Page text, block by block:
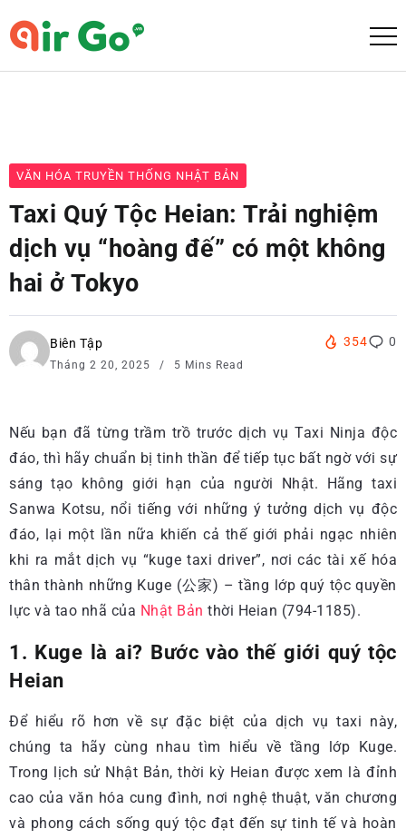
VĂN HÓA TRUYỀN THỐNG NHẬT BẢN
Taxi Quý Tộc Heian: Trải nghiệm
dịch vụ “hoàng đế” có một không
hai ở Tokyo
Biên Tập
Tháng 2 20, 2025 5 Mins Read
354 0
Nếu bạn đã từng trầm trồ trước dịch vụ Taxi Ninja độc
đáo, thì hãy chuẩn bị tinh thần để tiếp tục bất ngờ với sự
sáng tạo không giới hạn của người Nhật. Hãng taxi
Sanwa Kotsu, nổi tiếng với những ý tưởng dịch vụ độc
đáo, lại một lần nữa khiến cả thế giới phải ngạc nhiên
khi ra mắt dịch vụ “kuge taxi driver”, nơi các tài xế hóa
thân thành những Kuge (公家) – tầng lớp quý tộc quyền
lực và tao nhã của Nhật Bản thời Heian (794-1185).
1. Kuge là ai? Bước vào thế giới quý tộc
Heian
Để hiểu rõ hơn về sự đặc biệt của dịch vụ taxi này,
chúng ta hãy cùng nhau tìm hiểu về tầng lớp Kuge.
Trong lịch sử Nhật Bản, thời kỳ Heian được xem là đỉnh
cao của văn hóa cung đình, nơi nghệ thuật, văn chương
và phong cách sống quý tộc đạt đến sự tinh tế và hoàn